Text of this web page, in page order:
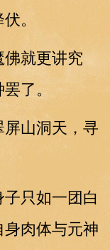
。
就更讲究
了。
山洞天，寻
只如一团白
肉体与元神